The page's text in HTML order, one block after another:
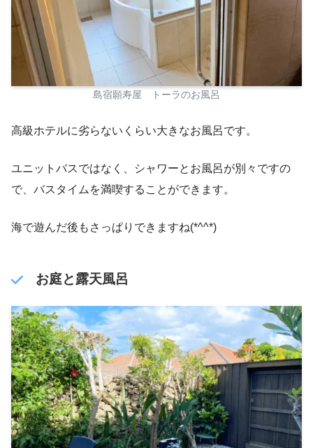
島宿願寿屋 トーラのお風呂
高級ホテルに劣らないくらい大きなお風呂です。
ユニットバスではなく、シャワーとお風呂が別々ですの
で、バスタイムを満喫することができます。
海で遊んだ後もさっぱりできますね(*^^*)
お庭と露天風呂